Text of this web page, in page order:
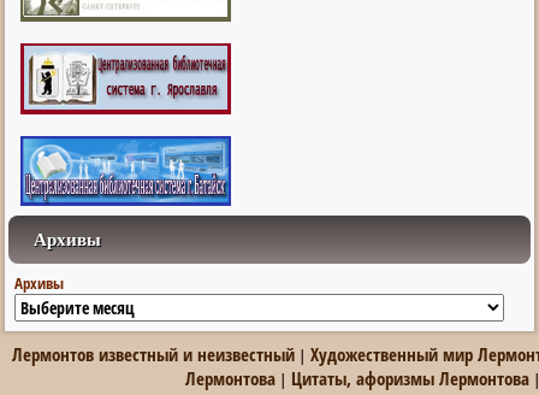
Архивы
Архивы
Лермонтов известный и неизвестный |Художественный мир
Лермонтова | Цитаты, афоризмы Лермонтова